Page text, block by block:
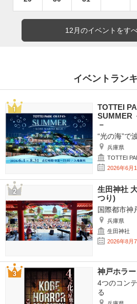
12月のイベントをす
イベントラン
TOTTEI
SUMMER
－
“光の海”で
兵庫県
TOTTEI
2026年6月
生田神社
つり)
国際都市神
兵庫県
生田神社
2026年8月
神戸ホラ
4つのコン
る